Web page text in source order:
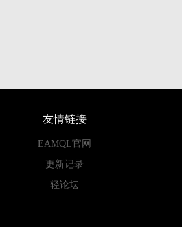
友情链接
EAMQL官网
更新记录
轻论坛